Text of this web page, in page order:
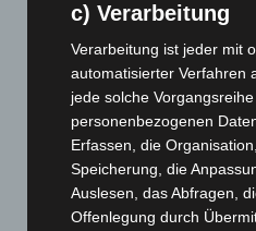
Zeugen
5. August 2026
Celle: Mensch stirbt bei
5. August 2026
Gasleitung bei McDonald’s-
beschädigt
5. August 2026
c) Verarbeitung
Verarbeitung ist jeder mit
automatisierter Verfahren
jede solche
personenbezogenen
Erfassen, die
Speicherung, die
Auslesen, das Abfragen,
Offenlegung durch